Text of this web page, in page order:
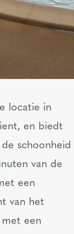
locatie in
en biedt
schoonheid
van de
een
van het
een